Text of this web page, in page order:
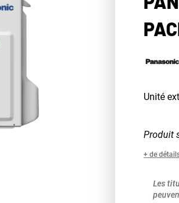
Unité
Produit
+ de
Les